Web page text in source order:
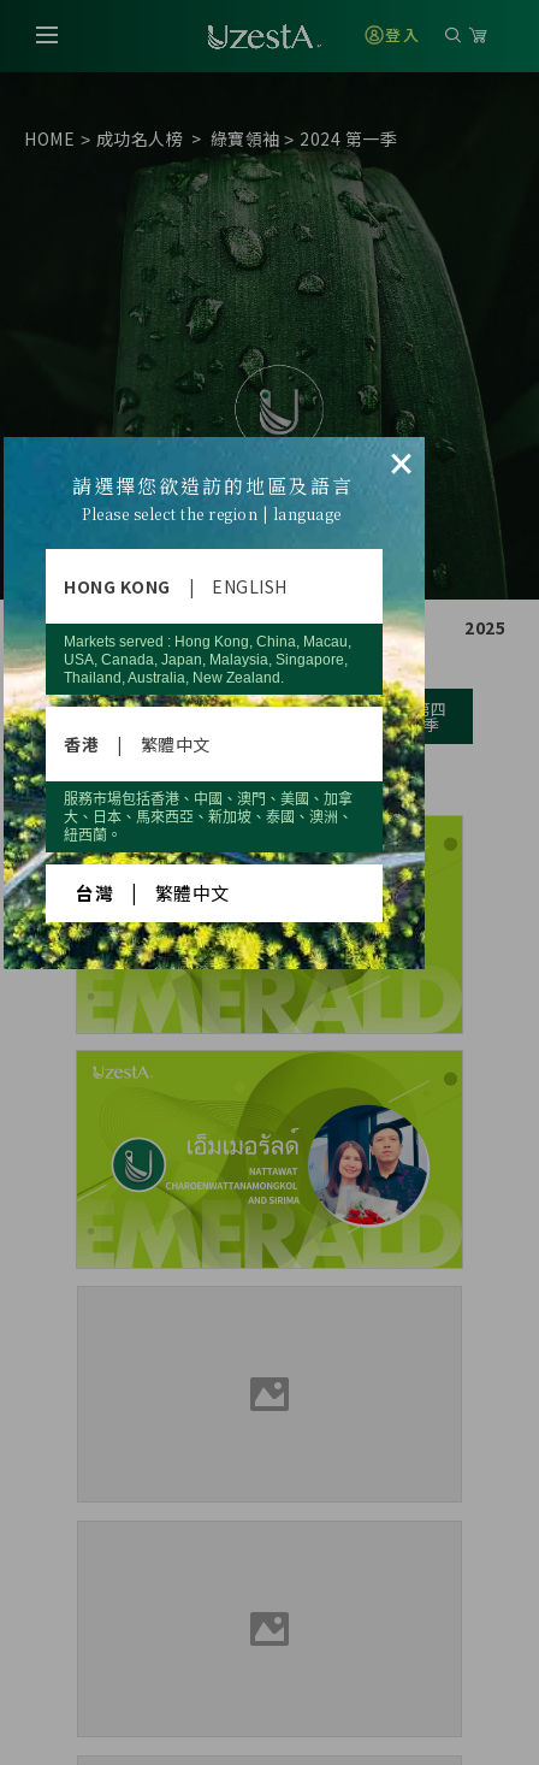
登入
HOME > 成功名人榜 > 綠寶領袖 > 2024 第一季
2021 2022 2023 2024 2025
第一 第二 第三 第四
季
×
請選擇您欲造訪的地區及語言
Please select the region | language
HONG KONG | ENGLISH
Markets served : Hong Kong, China, Macau,
USA, Canada, Japan, Malaysia, Singapore,
Thailand, Australia, New Zealand.
香港 | 繁體中文
服務市場包括香港、中國、澳門、美國、加拿
大、日本、馬來西亞、新加坡、泰國、澳洲、
紐西蘭。
台灣 繁體中文